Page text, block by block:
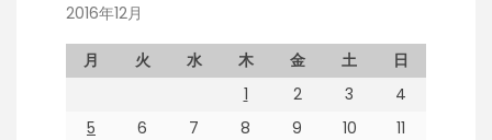
2016年12月
月 火 水 木 金 土
日
1
2 3
4
5
6 7 8 9 10
11